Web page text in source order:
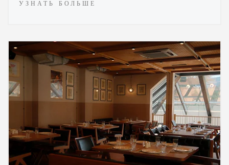
УЗНАТЬ БОЛЬШЕ